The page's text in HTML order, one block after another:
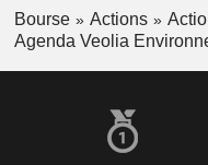
Bourse Actions
Agenda Veolia